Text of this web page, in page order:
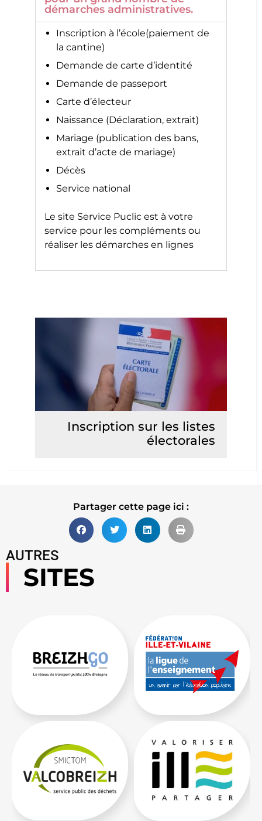
démarches administratives.
Inscription à l’école(paiement de
la cantine)
Demande de carte d’identité
Demande de passeport
Carte d’électeur
Naissance (Déclaration, extrait)
Mariage (publication des bans,
extrait d’acte de mariage)
Décès
Service national
Le site Service Puclic est à votre
service pour les compléments ou
réaliser les démarches en lignes
Inscription sur les listes
électorales
Partager cette page ici :
AUTRES
SITES